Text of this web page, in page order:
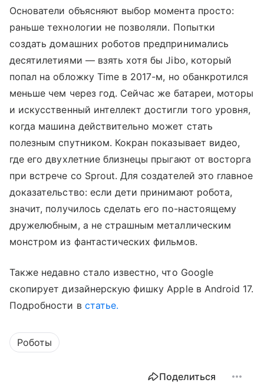
Основатели объясняют выбор момента просто:
раньше технологии не позволяли. Попытки
создать домашних роботов предпринимались
десятилетиями — взять хотя бы Jibo, который
попал на обложку Time в 2017-м, но обанкротился
меньше чем через год. Сейчас же батареи, моторы
и искусственный интеллект достигли того уровня,
когда машина действительно может стать
полезным спутником. Кокран показывает видео,
где его двухлетние близнецы прыгают от восторга
при встрече со Sprout. Для создателей это главное
доказательство: если дети принимают робота,
значит, получилось сделать его по-настоящему
дружелюбным, а не страшным металлическим
монстром из фантастических фильмов.
Также недавно стало известно, что Google
скопирует дизайнерскую фишку Apple в Android 17.
Подробности в статье.
Роботы
Поделиться